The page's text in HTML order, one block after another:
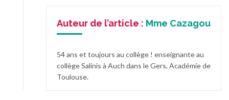
Auteur de l’article : Mme Cazagou
54 ans et toujours au collège ! enseignante au
collège Salinis à Auch dans le Gers, Académie de
Toulouse.